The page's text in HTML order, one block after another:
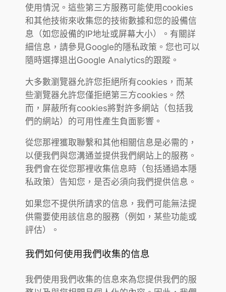
使用情況。這些第三方服務可能使用cookies
和其他技術來收集您的技術數據和您的設備信
息（如您設備的IP地址或屏幕大小）。有關詳
細信息，請參見Google的隱私政策。您也可以
隨時選擇退出Google Analytics的跟蹤。
大多數瀏覽器允許您拒絕所有cookies，而某
些瀏覽器允許您僅拒絕第三方cookies。然
而，屏蔽所有cookies將對許多網站（包括我
們的網站）的可用性產生負面影響。
從您那裡獲取聯繫和其他相關信息是必需的，
以便我們與您溝通並提供我們網站上的服務。
我們會在從您那裡收集信息時（包括通過本隱
私政策）告知您，是否必須向我們提供信息。
如果您不提供所請求的信息，我們可能無法提
供需要使用該信息的服務（例如，某些功能或
評估）。
我們如何使用我們收集的信息
我們使用我們收集的信息來為您提供我們的服